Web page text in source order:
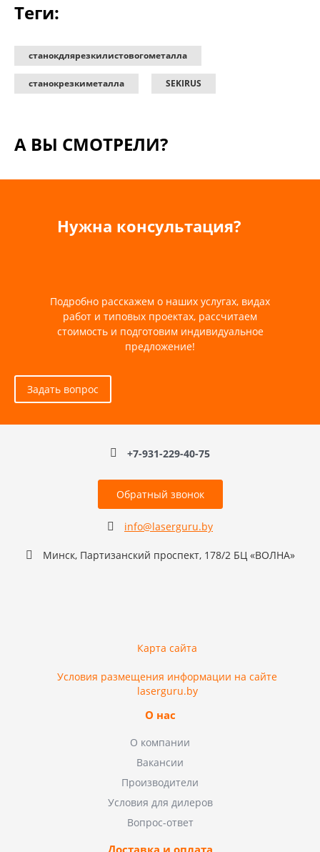
Теги:
станокдлярезкилистовогометалла
станокрезкиметалла SEKIRUS
А ВЫ СМОТРЕЛИ?
Нужна консультация?
Подробно расскажем о наших услугах, видах
работ и типовых проектах, рассчитаем
стоимость и подготовим индивидуальное
предложение!
Задать вопрос
+7-931-229-40-75
Обратный звонок
info@laserguru.by
Минск, Партизанский проспект, 178/2 БЦ «ВОЛНА»
Карта сайта
Условия размещения информации на сайте
laserguru.by
О нас
О компании
Вакансии
Производители
Условия для дилеров
Вопрос-ответ
Доставка и оплата